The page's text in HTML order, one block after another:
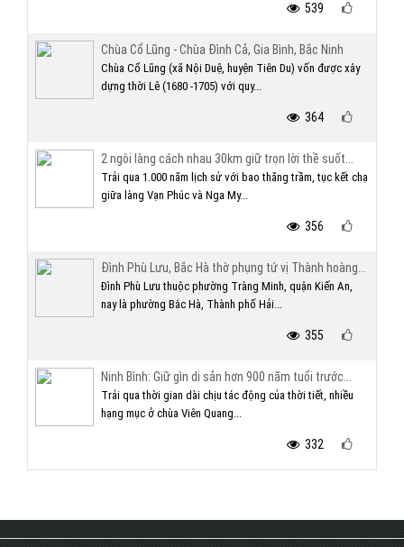
539
Chùa Cổ Lũng - Chùa Đình Cả, Gia Bình, Bắc Ninh
Chùa Cổ Lũng (xã Nội Duệ, huyện Tiên Du) vốn được xây
dựng thời Lê (1680 -1705) với quy...
364
2 ngôi làng cách nhau 30km giữ trọn lời thề suốt...
Trải qua 1.000 năm lịch sử với bao thăng trầm, tục kết chạ
giữa làng Vạn Phúc và Nga My...
356
Đình Phù Lưu, Bắc Hà thờ phụng tứ vị Thành hoàng...
Đình Phù Lưu thuộc phường Tràng Minh, quận Kiến An,
nay là phường Bắc Hà, Thành phố Hải...
355
Ninh Bình: Giữ gìn di sản hơn 900 năm tuổi trước...
Trải qua thời gian dài chịu tác động của thời tiết, nhiều
hạng mục ở chùa Viên Quang...
332